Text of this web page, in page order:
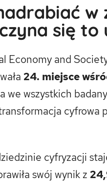
się to
Economy and
24. miejsce
we wszystkich
cyfrowa
cyfryzacji
swój wynik z